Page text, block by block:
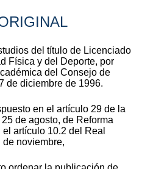
del título de Licenciado
Física y del Deporte, por
del Consejo de
de diciembre de 1996.
en el artículo 29 de la
de agosto, de Reforma
artículo 10.2 del Real
de noviembre,